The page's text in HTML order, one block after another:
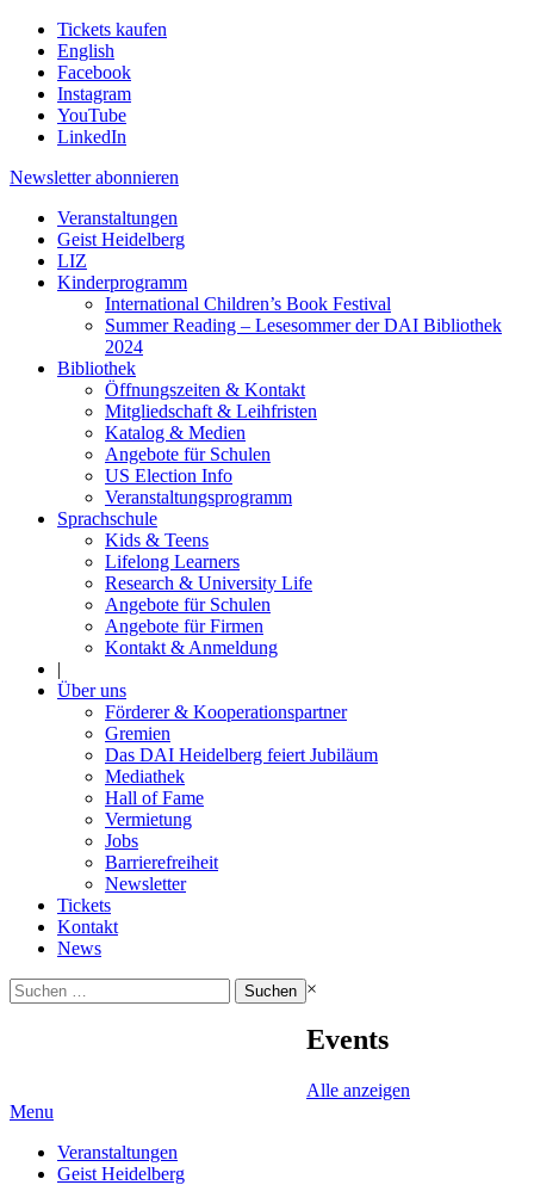
Tickets kaufen
English
Facebook
Instagram
YouTube
LinkedIn
Newsletter abonnieren
Veranstaltungen
Geist Heidelberg
LIZ
Kinderprogramm
International Children’s Book Festival
Summer Reading – Lesesommer der DAI Bibliothek
2024
Bibliothek
Öffnungszeiten & Kontakt
Mitgliedschaft & Leihfristen
Katalog & Medien
Angebote für Schulen
US Election Info
Veranstaltungsprogramm
Sprachschule
Kids & Teens
Lifelong Learners
Research & University Life
Angebote für Schulen
Angebote für Firmen
Kontakt & Anmeldung
|
Über uns
Förderer & Kooperationspartner
Gremien
Das DAI Heidelberg feiert Jubiläum
Mediathek
Hall of Fame
Vermietung
Jobs
Barrierefreiheit
Newsletter
Tickets
Kontakt
News
Suchen
nach:
×
Events
Alle anzeigen
Menu
Veranstaltungen
Geist Heidelberg